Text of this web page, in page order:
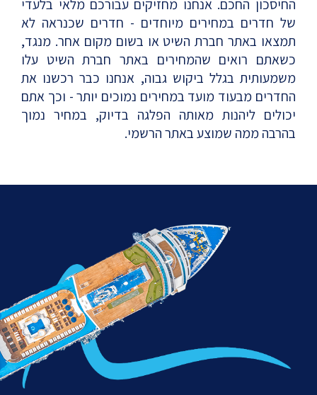
החיסכון החכם. אנחנו מחזיקים עבורכם מלאי בלעדי
של חדרים במחירים מיוחדים - חדרים שכנראה לא
תמצאו באתר חברת השיט או בשום מקום אחר. מנגד,
כשאתם רואים שהמחירים באתר חברת השיט עלו
משמעותית בגלל ביקוש גבוה, אנחנו כבר רכשנו את
החדרים מבעוד מועד במחירים נמוכים יותר - וכך אתם
יכולים ליהנות מאותה הפלגה בדיוק, במחיר נמוך
בהרבה ממה שמוצע באתר הרשמי.